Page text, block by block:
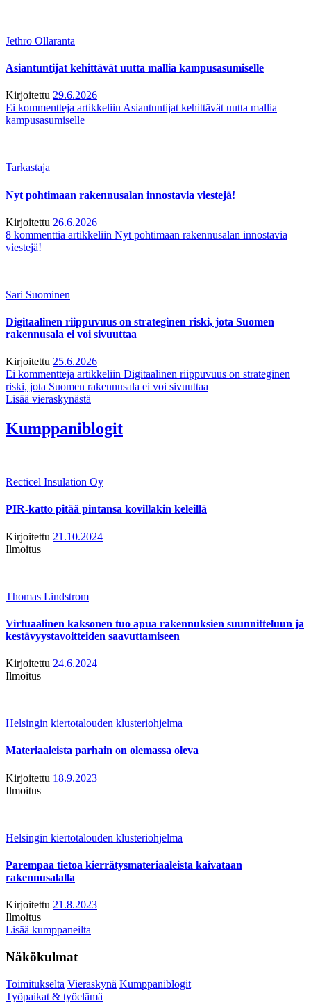
Jethro Ollaranta
Asiantuntijat kehittävät uutta mallia kampusasumiselle
Kirjoitettu 29.6.2026
Ei kommentteja artikkeliin Asiantuntijat kehittävät uutta mallia
kampusasumiselle
Tarkastaja
Nyt pohtimaan rakennusalan innostavia viestejä!
Kirjoitettu 26.6.2026
8 kommenttia artikkeliin Nyt pohtimaan rakennusalan innostavia
viestejä!
Sari Suominen
Digitaalinen riippuvuus on strateginen riski, jota Suomen
rakennusala ei voi sivuuttaa
Kirjoitettu 25.6.2026
Ei kommentteja artikkeliin Digitaalinen riippuvuus on strateginen
riski, jota Suomen rakennusala ei voi sivuuttaa
Lisää vieraskynästä
Kumppaniblogit
Recticel Insulation Oy
PIR-katto pitää pintansa kovillakin keleillä
Kirjoitettu 21.10.2024
Ilmoitus
Thomas Lindstrom
Virtuaalinen kaksonen tuo apua rakennuksien suunnitteluun ja
kestävyystavoitteiden saavuttamiseen
Kirjoitettu 24.6.2024
Ilmoitus
Helsingin kiertotalouden klusteriohjelma
Materiaaleista parhain on olemassa oleva
Kirjoitettu 18.9.2023
Ilmoitus
Helsingin kiertotalouden klusteriohjelma
Parempaa tietoa kierrätysmateriaaleista kaivataan
rakennusalalla
Kirjoitettu 21.8.2023
Ilmoitus
Lisää kumppaneilta
Näkökulmat
Toimitukselta Vieraskynä Kumppaniblogit
Työpaikat & työelämä